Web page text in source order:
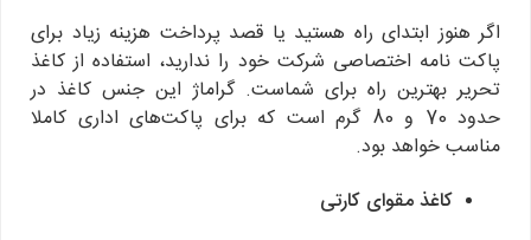
اگر هنوز ابتدای راه هستید یا قصد پرداخت هزینه زیاد برای
پاکت نامه اختصاصی شرکت خود را ندارید، استفاده از کاغذ
تحریر بهترین راه برای شماست. گراماژ این جنس کاغذ در
حدود 70 و 80 گرم است که برای پاکت‌های اداری کاملا
مناسب خواهد بود.
کاغذ مقوای کارتی